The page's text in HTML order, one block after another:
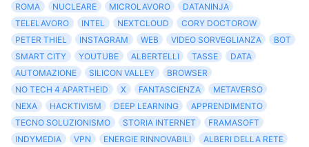
ROMA
NUCLEARE MICROLAVORO
DATANINJA
TELELAVORO
INTEL NEXTCLOUD
CORY DOCTOROW
PETER THIEL
INSTAGRAM WEB VIDEO SORVEGLIANZA
BOT
SMART CITY
YOUTUBE ALBERTELLI TASSE
DATA
AUTOMAZIONE
SILICON VALLEY
BROWSER
NO TECH 4 APARTHEID
X FANTASCIENZA
METAVERSO
NEXA
HACKTIVISM DEEP LEARNING
APPRENDIMENTO
TECNO SOLUZIONISMO
STORIA INTERNET
FRAMASOFT
INDYMEDIA
VPN ENERGIE RINNOVABILI
ALBERI DELLA RETE